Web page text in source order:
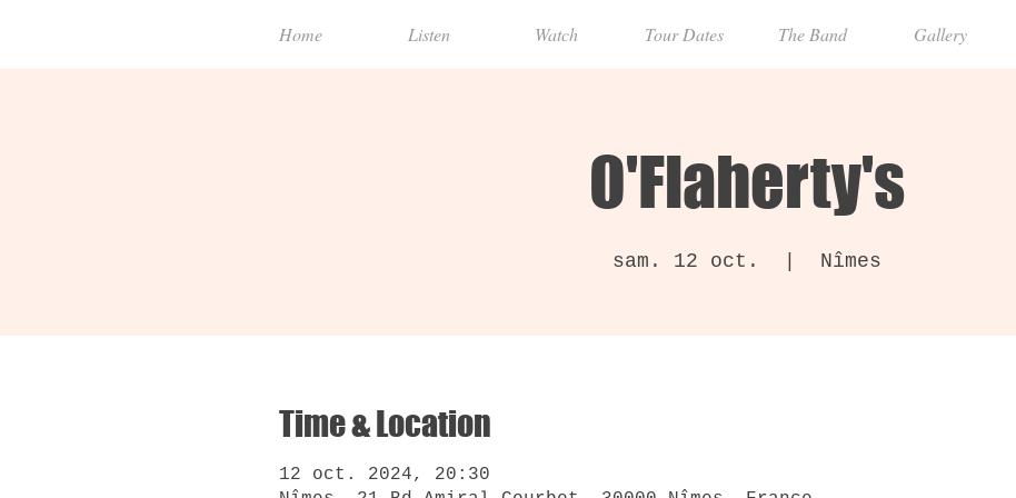
Home Listen Watch Tour Dates The Band Gallery
O'Flaherty's
sam. 12 oct. Nîmes
Time & Location
12 oct. 2024, 20:30